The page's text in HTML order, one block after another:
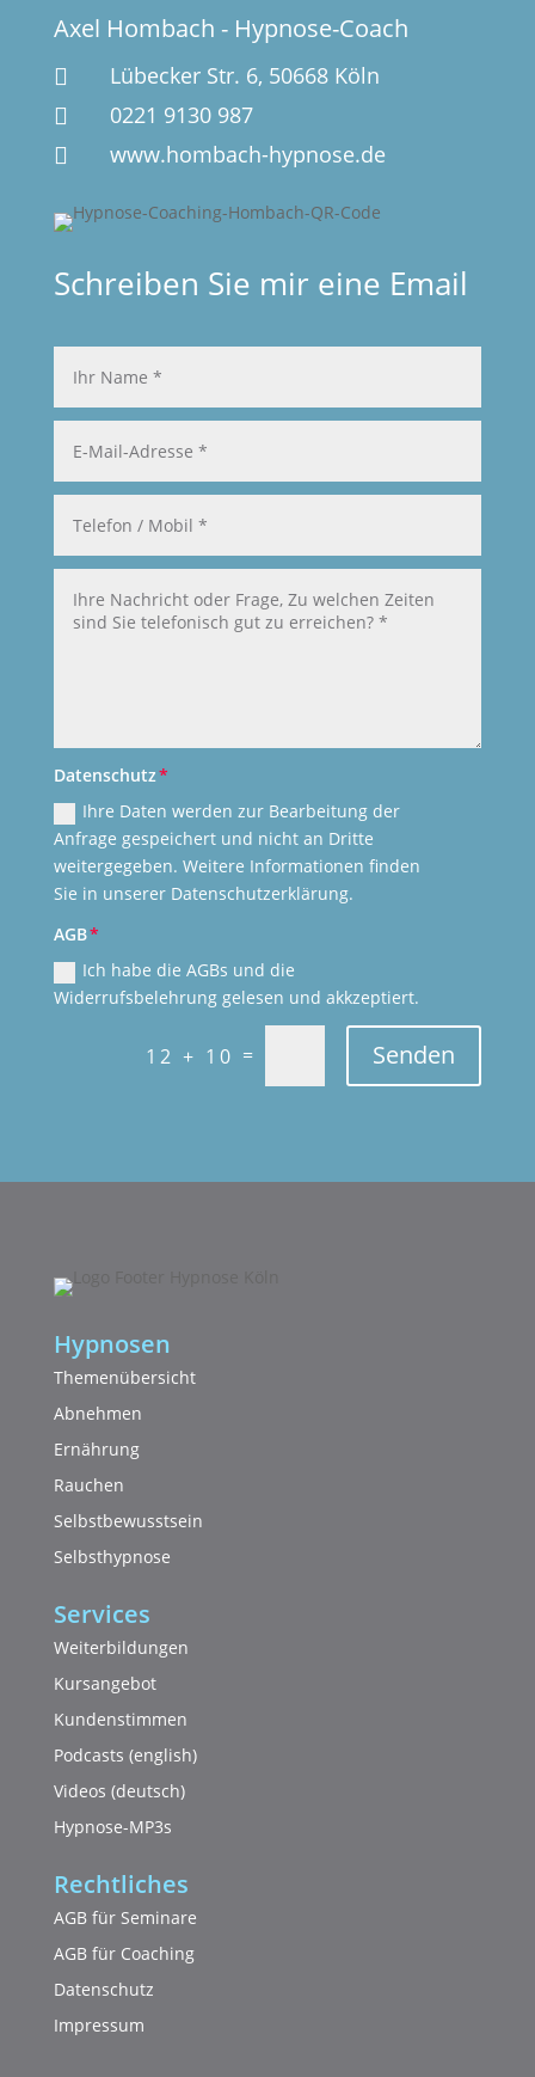
Axel Hombach - Hypnose-Coach
 Lübecker Str. 6, 50668 Köln
 0221 9130 987
 www.hombach-hypnose.de
Schreiben Sie mir eine Email
Datenschutz
Ihre Daten werden zur Bearbeitung der
Anfrage gespeichert und nicht an Dritte
weitergegeben. Weitere Informationen finden
Sie in unserer Datenschutzerklärung.
AGB
Ich habe die AGBs und die
Widerrufsbelehrung gelesen und akkzeptiert.
12 + 10 = Senden
Hypnosen
Themenübersicht
Abnehmen
Ernährung
Rauchen
Selbstbewusstsein
Selbsthypnose
Services
Weiterbildungen
Kursangebot
Kundenstimmen
Podcasts (english)
Videos (deutsch)
Hypnose-MP3s
Rechtliches
AGB für Seminare
AGB für Coaching
Datenschutz
Impressum